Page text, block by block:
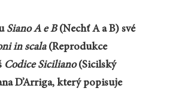
Siano A e B(Nechť A a B) své
in scala(Reprodukce
Codice Siciliano(Sicilský
D’Arriga, který popisuje